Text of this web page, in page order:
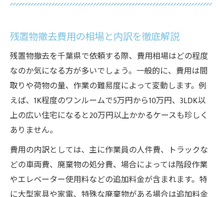
残置物撤去費用の相場と内訳を徹底解説
残置物撤去を千葉県で依頼する際、費用相場はどの程度
なのか気になる方が多いでしょう。一般的に、費用は間
取りや荷物の量、作業の難易度によって変動します。例
えば、1K程度のワンルームで5万円から10万円、3LDK以
上の広い住宅になると20万円以上かかるケースも珍しく
ありません。
費用の内訳としては、主に作業員の人件費、トラックな
どの車両費、廃棄物の処分費、場合によっては階段作業
やエレベーター使用料などの追加料金が含まれます。特